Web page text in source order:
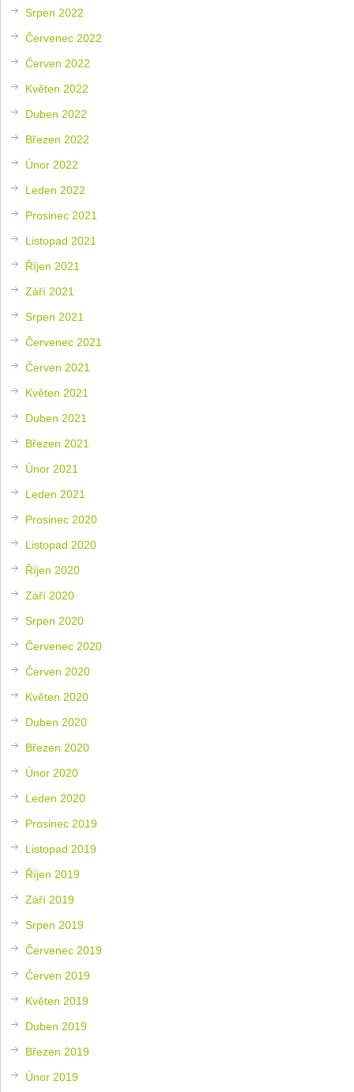
Srpen 2022
Červenec 2022
Červen 2022
Květen 2022
Duben 2022
Březen 2022
Únor 2022
Leden 2022
Prosinec 2021
Listopad 2021
Říjen 2021
Září 2021
Srpen 2021
Červenec 2021
Červen 2021
Květen 2021
Duben 2021
Březen 2021
Únor 2021
Leden 2021
Prosinec 2020
Listopad 2020
Říjen 2020
Září 2020
Srpen 2020
Červenec 2020
Červen 2020
Květen 2020
Duben 2020
Březen 2020
Únor 2020
Leden 2020
Prosinec 2019
Listopad 2019
Říjen 2019
Září 2019
Srpen 2019
Červenec 2019
Červen 2019
Květen 2019
Duben 2019
Březen 2019
Únor 2019